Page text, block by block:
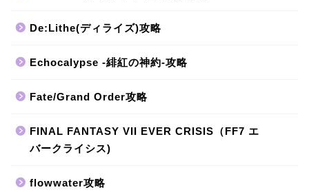
De:Lithe(ディライズ)攻略
Echocalypse -緋紅の神約-攻略
Fate/Grand Order攻略
FINAL FANTASY VII EVER CRISIS（FF7 エ
バークライシス)
flowwater攻略